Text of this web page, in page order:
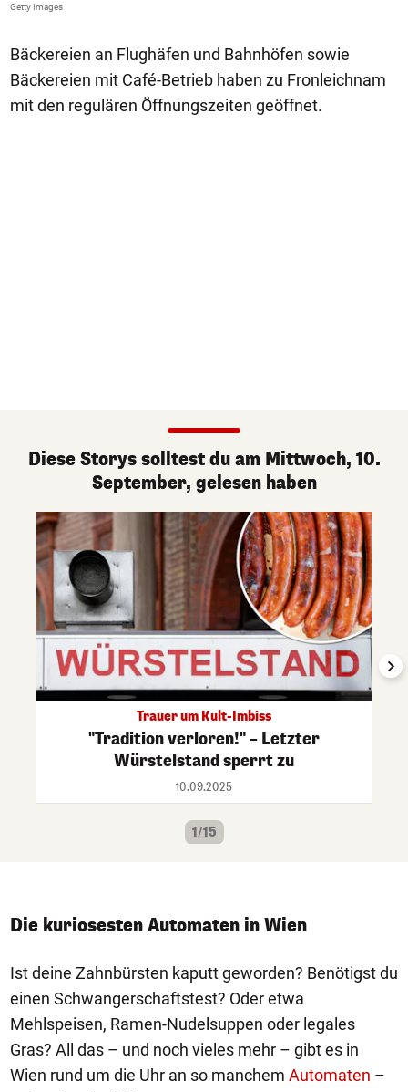
Getty Images
Bäckereien an Flughäfen und Bahnhöfen sowie
Bäckereien mit Café-Betrieb haben zu Fronleichnam
mit den regulären Öffnungszeiten geöffnet.
Diese Storys solltest du am Mittwoch, 10.
September, gelesen haben
Trauer um Kult-Imbiss
"Tradition verloren!" – Letzter
Würstelstand sperrt zu
10.09.2025
1/15
Die kuriosesten Automaten in Wien
Ist deine Zahnbürsten kaputt geworden? Benötigst du
einen Schwangerschaftstest? Oder etwa
Mehlspeisen, Ramen-Nudelsuppen oder legales
Gras? All das – und noch vieles mehr – gibt es in
Wien rund um die Uhr an so manchem Automaten –